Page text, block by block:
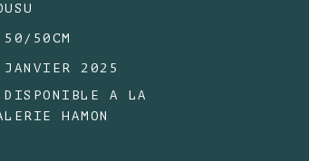
50CM
2025
A LA
HAMON